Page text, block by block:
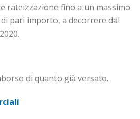
rateizzazione fino a un massimo
pari importo, a decorrere dal
di quanto già versato.